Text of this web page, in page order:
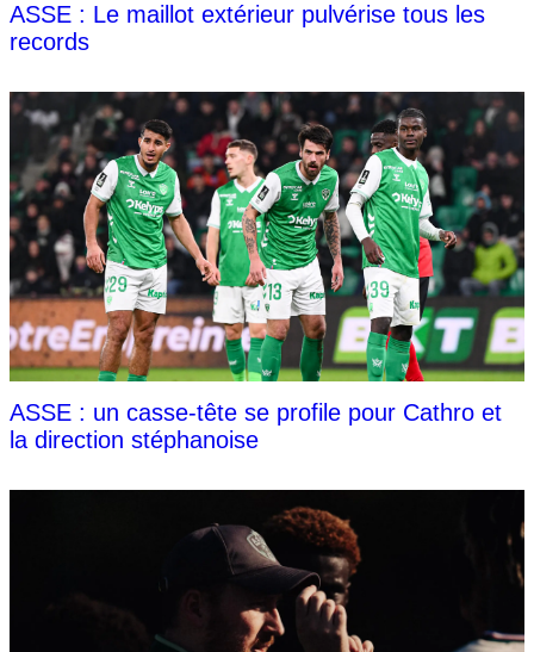
ASSE : Le maillot extérieur pulvérise tous les
records
ASSE : un casse-tête se profile pour Cathro et
la direction stéphanoise